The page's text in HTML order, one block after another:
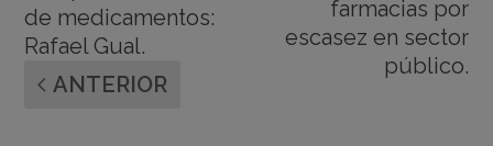
de medicamentos:
Rafael Gual.
ANTERIOR
farmacias por
escasez en sector
público.